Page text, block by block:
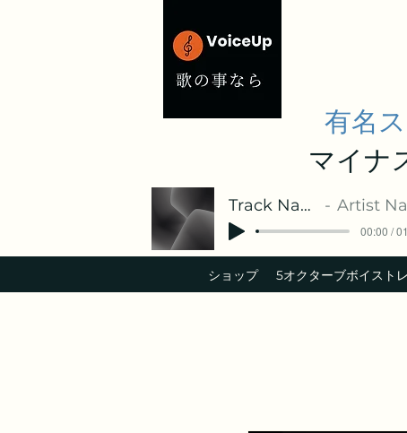
有名
マイナ
ショップ ​5オクターブボイスト
Track Name Artist Name
00:00 /